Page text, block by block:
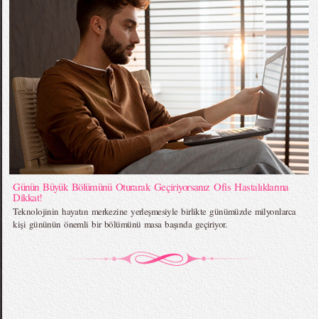
Günün Büyük Bölümünü Oturarak Geçiriyorsanız Ofis Hastalıklarına
Dikkat!
Teknolojinin hayatın merkezine yerleşmesiyle birlikte günümüzde milyonlarca
kişi gününün önemli bir bölümünü masa başında geçiriyor.